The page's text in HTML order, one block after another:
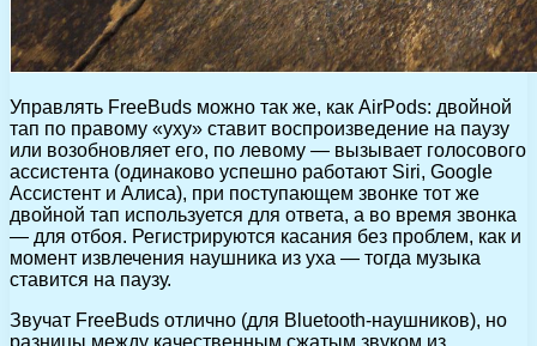
Управлять FreeBuds можно так же, как AirPods: двойной
тап по правому «уху» ставит воспроизведение на паузу
или возобновляет его, по левому — вызывает голосового
ассистента (одинаково успешно работают Siri, Google
Ассистент и Алиса), при поступающем звонке тот же
двойной тап используется для ответа, а во время звонка
— для отбоя. Регистрируются касания без проблем, как и
момент извлечения наушника из уха — тогда музыка
ставится на паузу.
Звучат FreeBuds отлично (для Bluetooth-наушников), но
разницы между качественным сжатым звуком из